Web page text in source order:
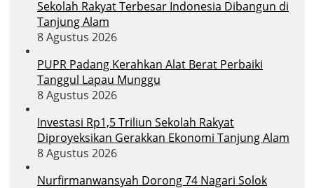
Sekolah Rakyat Terbesar Indonesia Dibangun di
Tanjung Alam
8 Agustus 2026
PUPR Padang Kerahkan Alat Berat Perbaiki
Tanggul Lapau Munggu
8 Agustus 2026
Investasi Rp1,5 Triliun Sekolah Rakyat
Diproyeksikan Gerakkan Ekonomi Tanjung Alam
8 Agustus 2026
Nurfirmanwansyah Dorong 74 Nagari Solok